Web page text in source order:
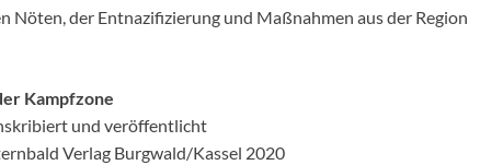
Nöten, der Entnazifizierung und Maßnahmen aus der Region
Kampfzone
und veröffentlicht
Verlag Burgwald/Kassel 2020